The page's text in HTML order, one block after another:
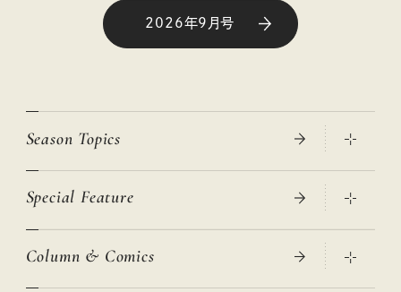
2026年9月号
Season Topics
真夏のひんやりグッズ 2026
ニトリ・イケア・無印良品で賢くおしゃれなインテリア
Special Feature
2026年春夏 トレンドファッションニュース
Column & Comics